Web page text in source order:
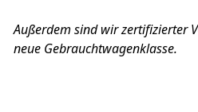
Außerdem sind wir zertifizierter
neue Gebrauchtwagenklasse.